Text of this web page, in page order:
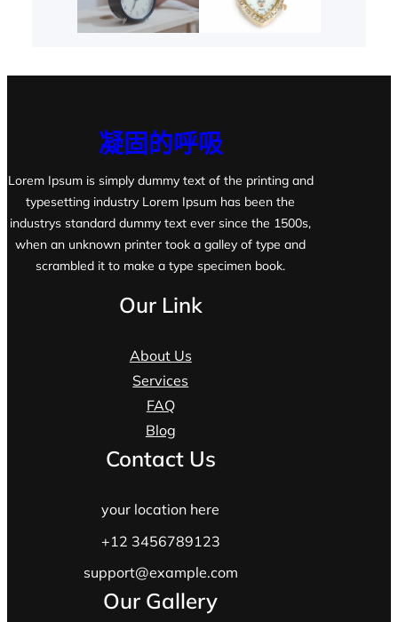
凝固的呼吸
Lorem Ipsum is simply dummy text of the printing and
typesetting industry Lorem Ipsum has been the
industrys standard dummy text ever since the 1500s,
when an unknown printer took a galley of type and
scrambled it to make a type specimen book.
Our Link
About Us
Services
FAQ
Blog
Contact Us
your location here
+12 3456789123
support@example.com
Our Gallery